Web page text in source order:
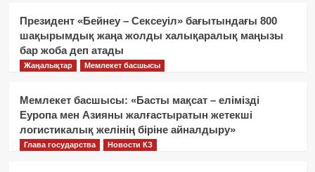
Президент «Бейнеу – Сексеуіл» бағытындағы 800
шақырымдық жаңа жолды халықаралық маңызы
бар жоба деп атады
Жаңалықтар Мемлекет басшысы
Мемлекет басшысы: «Басты мақсат – елімізді
Еуропа мен Азияны жалғастыратын жетекші
логистикалық желінің біріне айналдыру»
Глава государства Новости КЗ